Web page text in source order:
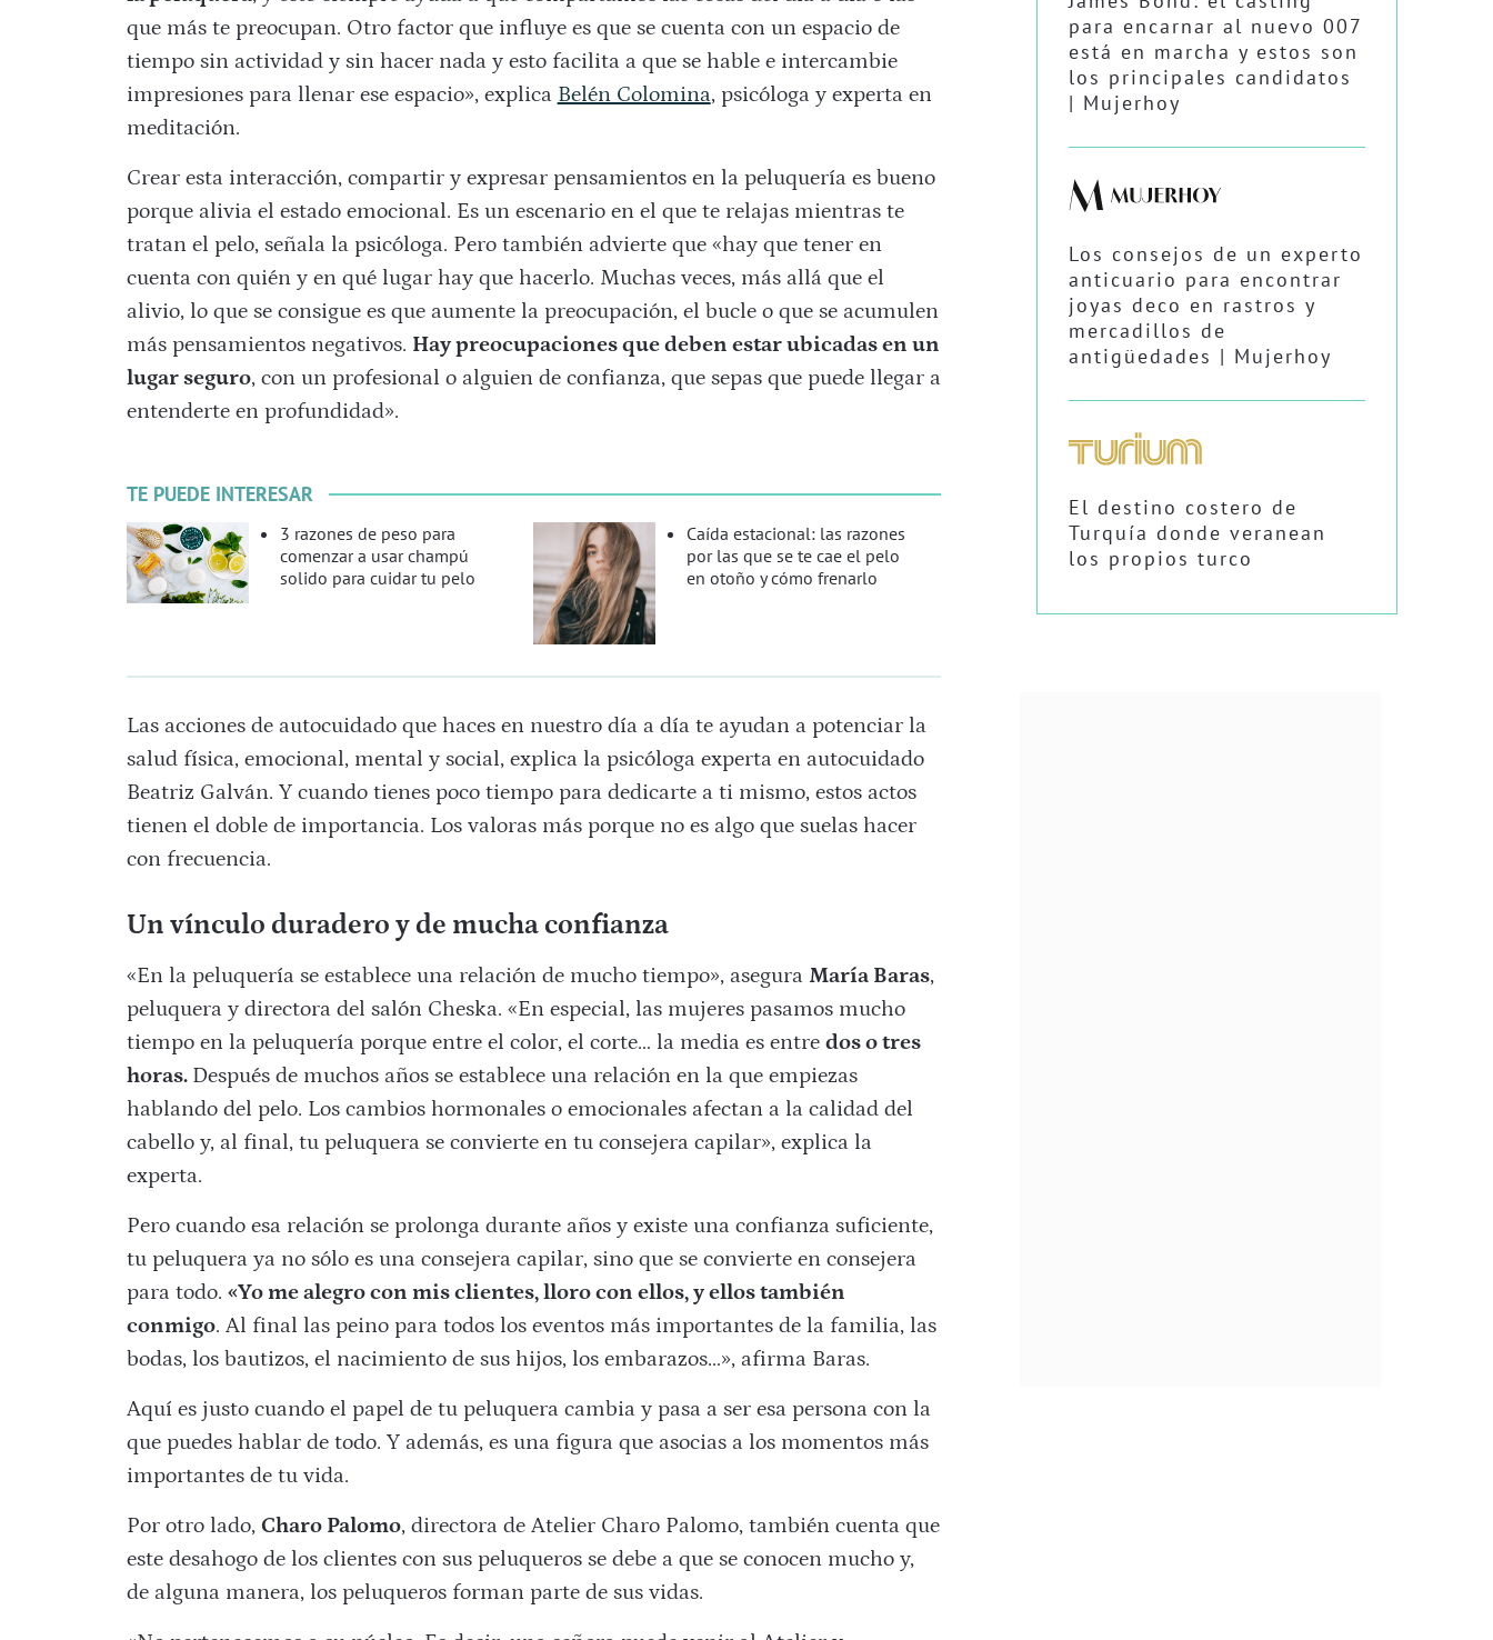
que más te preocupan. Otro factor que influye es que se cuenta con un espacio de
tiempo sin actividad y sin hacer nada y esto facilita a que se hable e intercambie
impresiones para llenar ese espacio», explica Belén Colomina, psicóloga y experta en
meditación.
Crear esta interacción, compartir y expresar pensamientos en la peluquería es bueno
porque alivia el estado emocional. Es un escenario en el que te relajas mientras te
tratan el pelo, señala la psicóloga. Pero también advierte que «hay que tener en
cuenta con quién y en qué lugar hay que hacerlo. Muchas veces, más allá que el
alivio, lo que se consigue es que aumente la preocupación, el bucle o que se acumulen
más pensamientos negativos. Hay preocupaciones que deben estar ubicadas en un
lugar seguro, con un profesional o alguien de confianza, que sepas que puede llegar a
entenderte en profundidad».
TE PUEDE INTERESAR
3 razones de peso para
comenzar a usar champú
solido para cuidar tu pelo
Caída estacional: las razones
por las que se te cae el pelo
en otoño y cómo frenarlo
Las acciones de autocuidado que haces en nuestro día a día te ayudan a potenciar la
salud física, emocional, mental y social, explica la psicóloga experta en autocuidado
Beatriz Galván. Y cuando tienes poco tiempo para dedicarte a ti mismo, estos actos
tienen el doble de importancia. Los valoras más porque no es algo que suelas hacer
con frecuencia.
Un vínculo duradero y de mucha confianza
«En la peluquería se establece una relación de mucho tiempo», asegura María Baras,
peluquera y directora del salón Cheska. «En especial, las mujeres pasamos mucho
tiempo en la peluquería porque entre el color, el corte… la media es entre dos o tres
horas. Después de muchos años se establece una relación en la que empiezas
hablando del pelo. Los cambios hormonales o emocionales afectan a la calidad del
cabello y, al final, tu peluquera se convierte en tu consejera capilar», explica la
experta.
Pero cuando esa relación se prolonga durante años y existe una confianza suficiente,
tu peluquera ya no sólo es una consejera capilar, sino que se convierte en consejera
para todo. «Yo me alegro con mis clientes, lloro con ellos, y ellos también
conmigo. Al final las peino para todos los eventos más importantes de la familia, las
bodas, los bautizos, el nacimiento de sus hijos, los embarazos…», afirma Baras.
Aquí es justo cuando el papel de tu peluquera cambia y pasa a ser esa persona con la
que puedes hablar de todo. Y además, es una figura que asocias a los momentos más
importantes de tu vida.
Por otro lado, Charo Palomo, directora de Atelier Charo Palomo, también cuenta que
este desahogo de los clientes con sus peluqueros se debe a que se conocen mucho y,
de alguna manera, los peluqueros forman parte de sus vidas.
para encarnar al nuevo 007
está en marcha y estos son
los principales candidatos
| Mujerhoy
Los consejos de un experto
anticuario para encontrar
joyas deco en rastros y
mercadillos de
antigüedades | Mujerhoy
El destino costero de
Turquía donde veranean
los propios turco